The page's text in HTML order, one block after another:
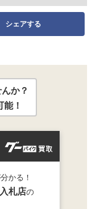
シェアする
か？
！
かる！
札店の